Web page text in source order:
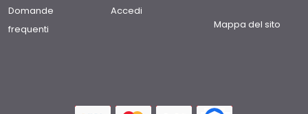
Domande
frequenti
Accedi
Mappa del sito